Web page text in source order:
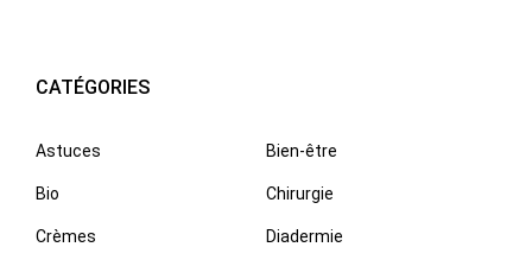
CATÉGORIES
Astuces Bien-être
Bio Chirurgie
Crèmes Diadermie